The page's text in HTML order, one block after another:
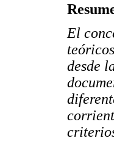
El
desde